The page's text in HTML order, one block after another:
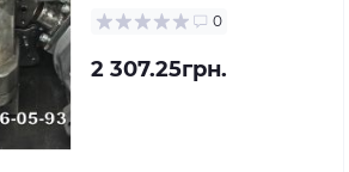
0
2 307.25грн.